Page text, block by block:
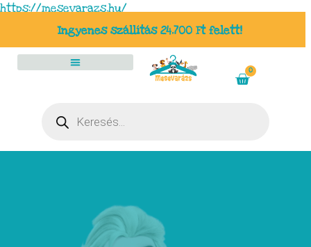
https://mesevarazs.hu/
Ingyenes szállítás 24.700 Ft felett!
0